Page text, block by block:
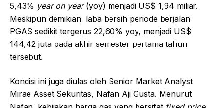
5,43% year on year(yoy) menjadi US$ 1,94 miliar.
Meskipun demikian, laba bersih periode berjalan
PGAS sedikit tergerus 22,60% yoy, menjadi US$
144,42 juta pada akhir semester pertama tahun
tersebut.
Kondisi ini juga diulas oleh Senior Market Analyst
Mirae Asset Sekuritas, Nafan Aji Gusta. Menurut